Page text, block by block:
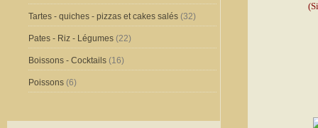
Tartes - quiches - pizzas et cakes salés (32)
Pates - Riz - Légumes (22)
Boissons - Cocktails (16)
Poissons (6)